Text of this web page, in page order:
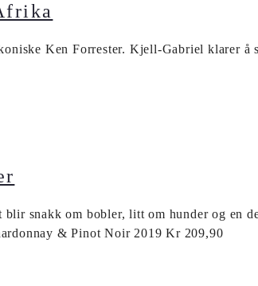
Ken Forrester. Kjell-Gabriel klarer
snakk om bobler, litt om hunder og en
& Pinot Noir 2019 Kr 209,90